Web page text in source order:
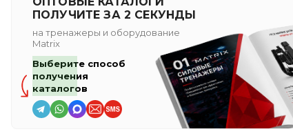
ПОЛУЧИТЕ ЗА 2 СЕКУНДЫ
на тренажеры и оборудование
Matrix
Выберите способ
получения
каталогов